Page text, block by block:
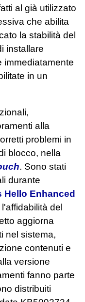
al già utilizzato
che abilita
la stabilità del
installare
immediatamente
in un
alla
problemi in
blocco, nella
. Sono stati
durante
Hello Enhanced
del
aggiorna
nel sistema,
contenuti e
versione
fanno parte
distribuiti